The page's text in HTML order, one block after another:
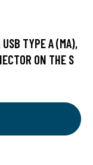
TYPE A (MA),
ON THE S